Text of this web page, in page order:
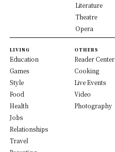
Literature
Theatre
Opera
LIVING
Education
Games
Style
Food
Health
Jobs
Relationships
Travel
OTHERS
Reader Center
Cooking
Live Events
Video
Photography